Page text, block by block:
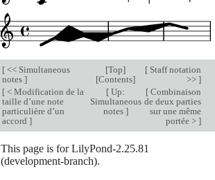
[<< Simultaneous
notes ]
[Top]
[Contents]
[Staff notation
>> ]
[< Modification de la
taille d’une note
particulière d’un
accord ]
[ Up:
Simultaneous
notes ]
[Combinaison
de deux parties
sur une même
portée > ]
This page is for LilyPond-2.25.81
(development-branch).